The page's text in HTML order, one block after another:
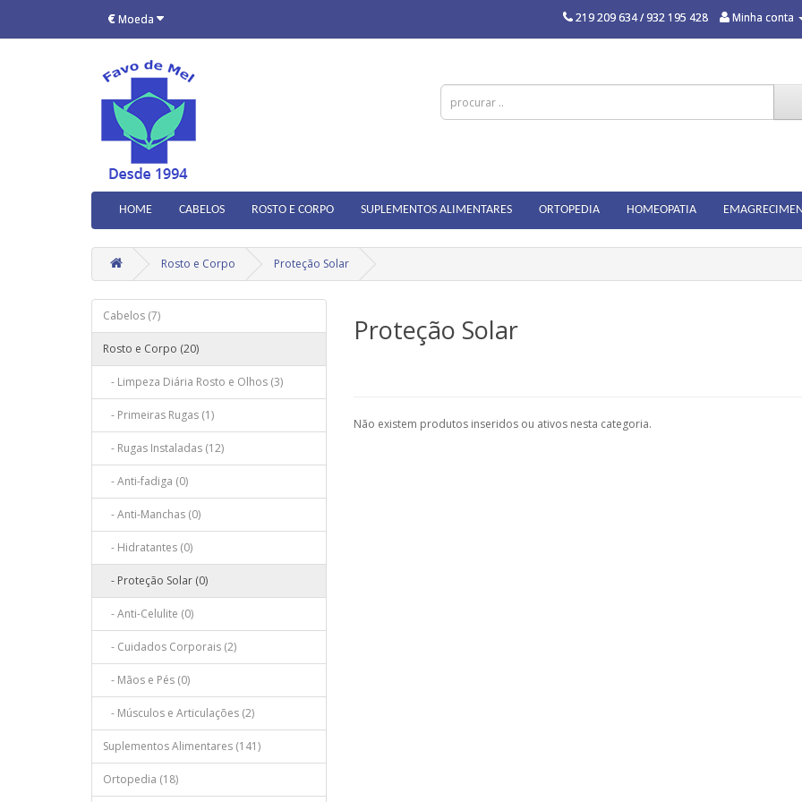
€Moeda 219 209 634 / 932 195 428 Minha conta
HOME CABELOS ROSTO E CORPO SUPLEMENTOS ALIMENTARES ORTOPEDIA HOMEOPATIA
Rosto e Corpo Proteção Solar
Cabelos (7)
Rosto e Corpo (20)
- Limpeza Diária Rosto e Olhos (3)
- Primeiras Rugas (1)
- Rugas Instaladas (12)
- Anti-fadiga (0)
- Anti-Manchas (0)
- Hidratantes (0)
- Proteção Solar (0)
- Anti-Celulite (0)
- Cuidados Corporais (2)
- Mãos e Pés (0)
- Músculos e Articulações (2)
Suplementos Alimentares (141)
Ortopedia (18)
Proteção Solar
Não existem produtos inseridos ou ativos nesta categoria.